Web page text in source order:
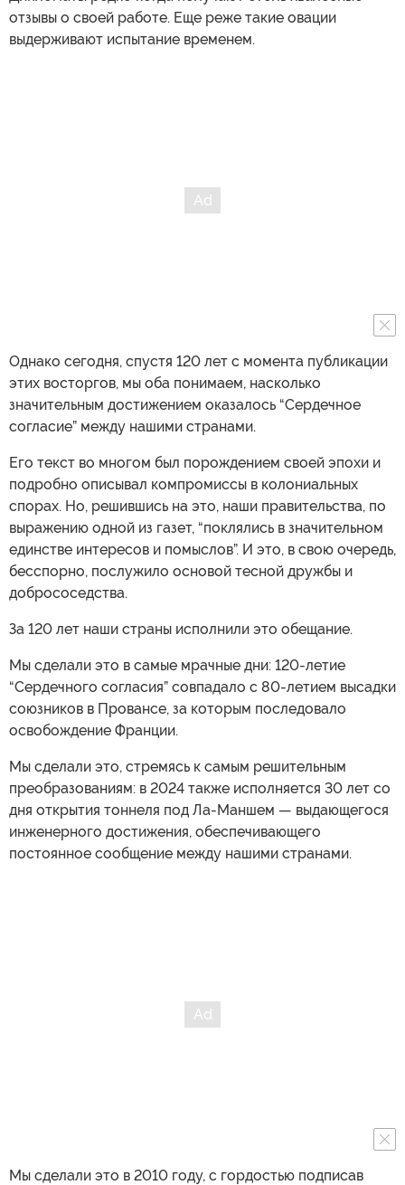
отзывы о своей работе. Еще реже такие овации
выдерживают испытание временем.
Однако сегодня, спустя 120 лет с момента публикации
этих восторгов, мы оба понимаем, насколько
значительным достижением оказалось “Сердечное
согласие” между нашими странами.
Его текст во многом был порождением своей эпохи и
подробно описывал компромиссы в колониальных
спорах. Но, решившись на это, наши правительства, по
выражению одной из газет, “поклялись в значительном
единстве интересов и помыслов”. И это, в свою очередь,
бесспорно, послужило основой тесной дружбы и
добрососедства.
За 120 лет наши страны исполнили это обещание.
Мы сделали это в самые мрачные дни: 120-летие
“Сердечного согласия” совпадало с 80-летием высадки
союзников в Провансе, за которым последовало
освобождение Франции.
Мы сделали это, стремясь к самым решительным
преобразованиям: в 2024 также исполняется 30 лет со
дня открытия тоннеля под Ла-Маншем — выдающегося
инженерного достижения, обеспечивающего
постоянное сообщение между нашими странами.
Мы сделали это в 2010 году, с гордостью подписав